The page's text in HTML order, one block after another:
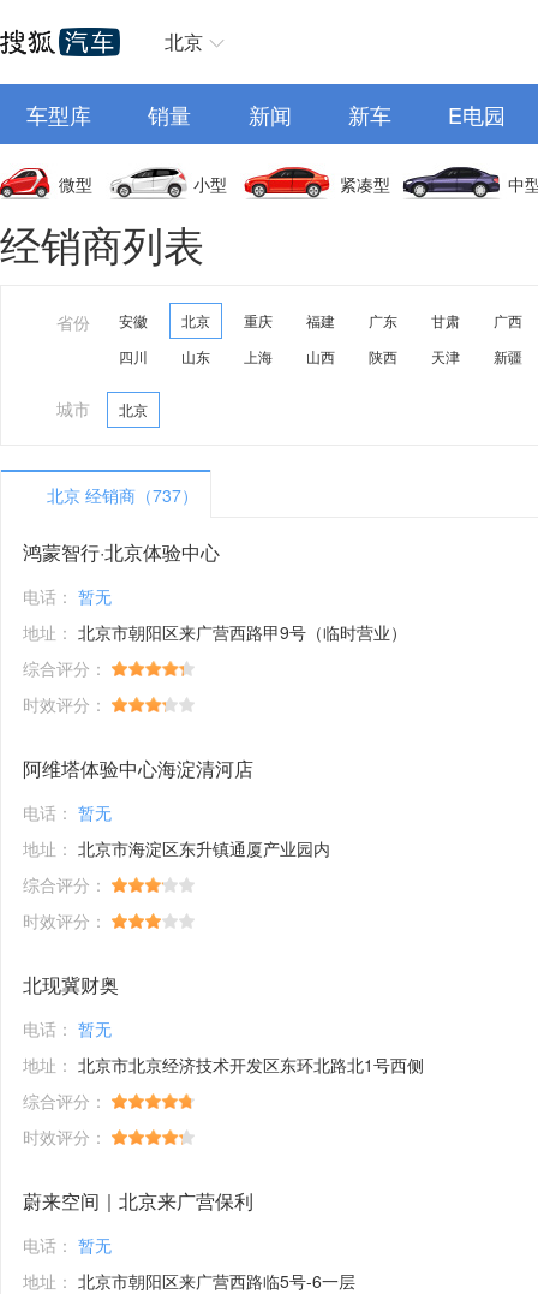
北京
车型库 销量 新闻 新车 E电园
微型 小型 紧凑型 中
经销商列表
省份 安徽 北京 重庆 福建 广东 甘肃
广西
四川
山东 上海 山西 陕西 天津 新疆
城市 北京
北京 经销商（737）
鸿蒙智行·北京体验中心
电话： 暂无
地址： 北京市朝阳区来广营西路甲9号（临时营业）
综合评分：
时效评分：
阿维塔体验中心海淀清河店
电话： 暂无
地址： 北京市海淀区东升镇通厦产业园内
综合评分：
时效评分：
北现冀财奥
电话： 暂无
地址： 北京市北京经济技术开发区东环北路北1号西侧
综合评分：
时效评分：
蔚来空间｜北京来广营保利
电话： 暂无
地址： 北京市朝阳区来广营西路临5号-6一层